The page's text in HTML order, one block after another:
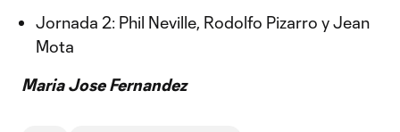
Jornada 2: Phil Neville, Rodolfo Pizarro y Jean
Mota
Maria Jose Fernandez